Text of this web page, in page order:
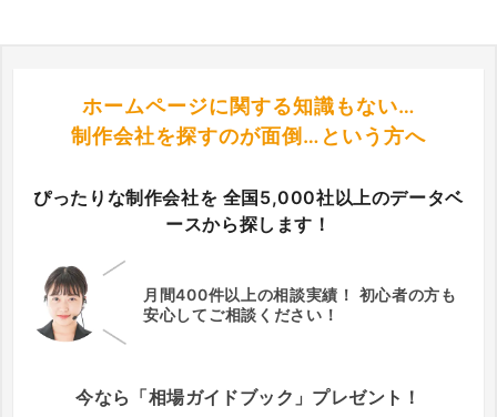
ホームページに関する知識もない…
制作会社を探すのが面倒…という方へ
ぴったりな制作会社を 全国5,000社以上のデータベ
ースから探します！
月間400件以上の相談実績！ 初心者の方も
安心してご相談ください！
今なら「相場ガイドブック」プレゼント！